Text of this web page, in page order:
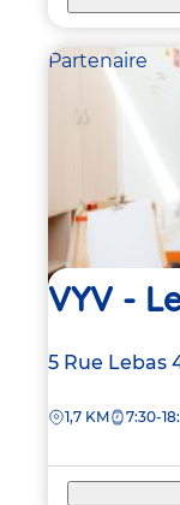
Partenaire
VYV -
Adresse
la
5 Rue Lebas
DISTANCE
1,7 KM 7:30-